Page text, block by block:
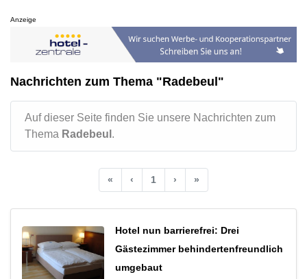
Anzeige
Nachrichten zum Thema "Radebeul"
Auf dieser Seite finden Sie unsere Nachrichten zum
Thema Radebeul .
« ‹ 1 › »
Hotel nun barrierefrei: Drei
Gästezimmer behindertenfreundlich
umgebaut